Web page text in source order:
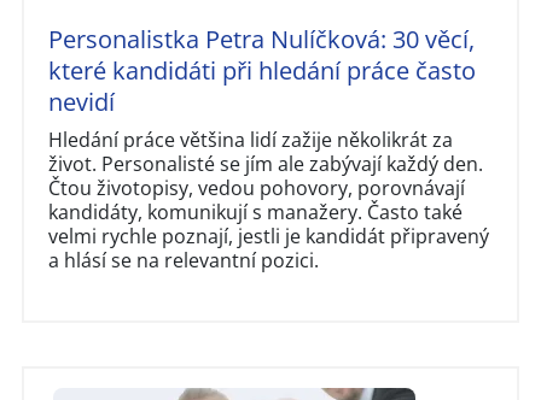
Personalistka Petra Nulíčková: 30 věcí,
které kandidáti při hledání práce často
nevidí
Hledání práce většina lidí zažije několikrát za
život. Personalisté se jím ale zabývají každý den.
Čtou životopisy, vedou pohovory, porovnávají
kandidáty, komunikují s manažery. Často také
velmi rychle poznají, jestli je kandidát připravený
a hlásí se na relevantní pozici.